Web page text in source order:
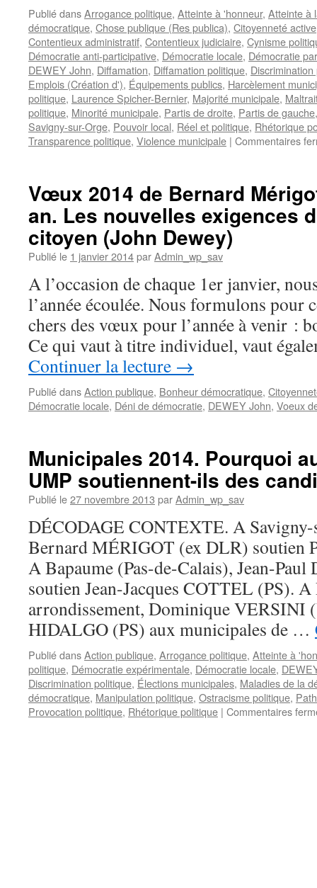
Publié dansArrogance politique, Atteinte à 'honneur, Atteinte à
démocratique, Chose publique (Res publica), Citoyenneté active
Contentieux administratif, Contentieux judiciaire, Cynisme
Démocratie anti-participative, Démocratie locale, Démocratie
DEWEY John, Diffamation, Diffamation politique,
Emplois (Création d'), Équipements publics, Harcèlement
politique, Laurence Spicher-Bernier, Majorité municipale,
politique, Minorité municipale, Partis de droite, Partis de gauche
Savigny-sur-Orge, Pouvoir local, Réel et politique, Rhétorique
Transparence politique, Violence municipale | Commentaires
Vœux 2014 de Bernard
an. Les nouvelles exigences
citoyen (John Dewey)
Publié le 1 janvier 2014parAdmin_wp_sav
A l’occasion de chaque 1er janvier,
l’année écoulée. Nous formulons pour
chers des vœux pour l’année à venir :
Ce qui vaut à titre individuel, vaut
Continuer la lecture →
Publié dansAction publique, Bonheur démocratique,
Démocratie locale, Déni de démocratie, DEWEY John, Voeux
Municipales 2014. Pourquoi
UMP soutiennent-ils des
Publié le27 novembre 2013 parAdmin_wp_sav
DÉCODAGE CONTEXTE. A Savigny-
Bernard MÉRIGOT (ex DLR) soutien
A Bapaume (Pas-de-Calais), Jean-
soutien Jean-Jacques COTTEL (PS). A
arrondissement, Dominique VERSINI
HIDALGO (PS) aux municipales de …
Publié dansAction publique, Arrogance politique, Atteinte à
politique, Démocratie expérimentale, Démocratie locale,
Discrimination politique, Élections municipales, Maladies de la
démocratique, Manipulation politique, Ostracisme politique,
Provocation politique, Rhétorique politique | Commentaires